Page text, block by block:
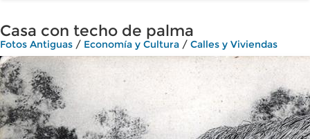
Casa con techo de palma
Fotos Antiguas / Economía y Cultura / Calles y Viviendas